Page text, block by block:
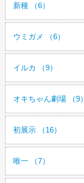
新種 （6）
ウミガメ （6）
イルカ （9）
オキちゃん劇場 （9）
初展示 （16）
唯一 （7）